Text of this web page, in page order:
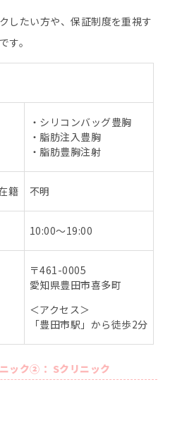
したい方や、保証制度を重視す
す。
・シリコンバッグ豊胸
・脂肪注入豊胸
・脂肪豊胸注射
籍 不明
10:00～19:00
〒461-0005
愛知県豊田市喜多町
＜アクセス＞
「豊田市駅」から徒歩2分
ック②： Sクリニック